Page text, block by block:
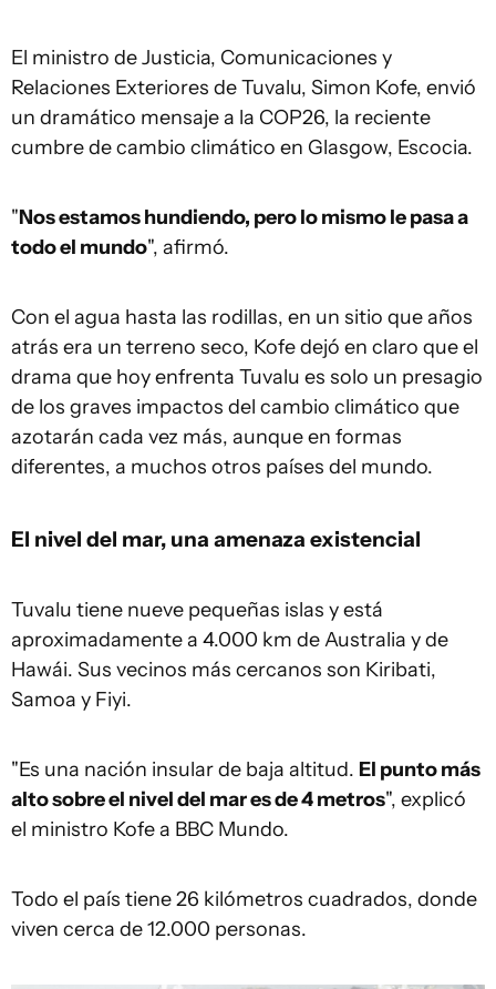
El ministro de Justicia, Comunicaciones y
Relaciones Exteriores de Tuvalu, Simon Kofe, envió
un dramático mensaje a la COP26, la reciente
cumbre de cambio climático en Glasgow, Escocia.
"Nos estamos hundiendo, perolo mismo le pasa a
todo el mundo", afirmó.
Con el agua hasta las rodillas, en un sitio que años
atrás era un terreno seco, Kofe dejó en claro que el
drama que hoy enfrenta Tuvalu es solo un presagio
de los graves impactos del cambio climático que
azotarán cada vez más, aunque en formas
diferentes, a muchos otros países del mundo.
El nivel del mar, una amenaza existencial
Tuvalu tiene nueve pequeñas islas y está
aproximadamente a 4.000 km de Australia y de
Hawái. Sus vecinos más cercanos son Kiribati,
Samoa y Fiyi.
"Es una nación insular de baja altitud. El punto más
alto sobre el nivel del mar es de4metros", explicó
el ministro Kofe a BBC Mundo.
Todo el país tiene 26 kilómetros cuadrados, donde
viven cerca de 12.000 personas.